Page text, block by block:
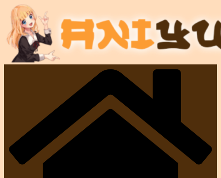
Passer
contenu